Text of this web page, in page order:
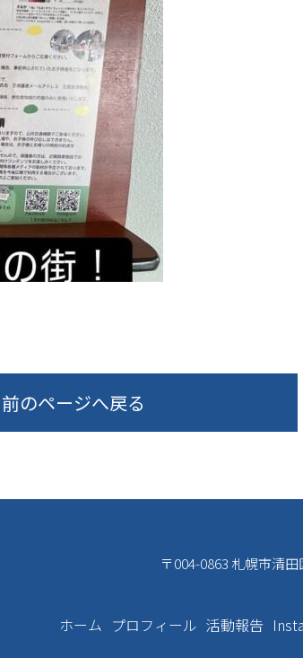
前のページへ戻る
〒004-0863 札幌市清
ホーム プロフィール 活動報告